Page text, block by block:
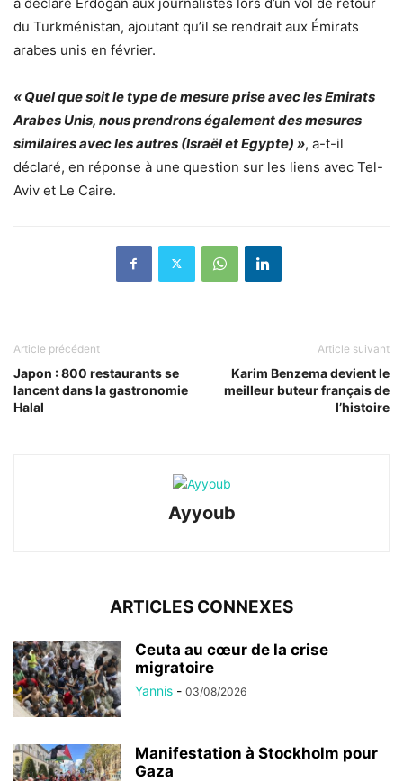
du Turkménistan, ajoutant qu’il se rendrait aux Émirats
arabes unis en février.
« Quel que soit le type de mesure prise avec les Emirats
Arabes Unis, nous prendrons également des mesures
similaires avec les autres (Israël et Egypte) », a-t-il
déclaré, en réponse à une question sur les liens avec Tel-
Aviv et Le Caire.
Article précédent
Japon : 800 restaurants se
lancent dans la gastronomie
Halal
Article suivant
Karim Benzema devient le
meilleur buteur français de
l’histoire
Ayyoub
ARTICLES CONNEXES
Ceuta au cœur de la crise
migratoire
Yannis - 03/08/2026
Manifestation à Stockholm pour
Gaza